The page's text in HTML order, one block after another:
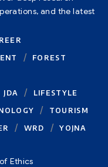
and the latest
FOREST
JDA
LIFESTYLE
TOURISM
WRD
YOJNA
Ethics